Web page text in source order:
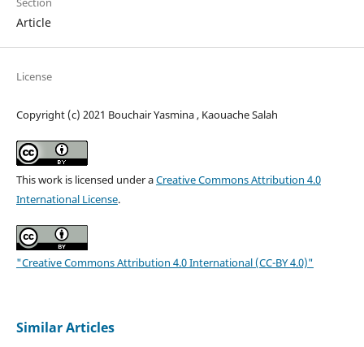
Article
License
Copyright (c) 2021 Bouchair Yasmina , Kaouache Salah
This work is licensed under aCreative Commons Attribution 4.0
International License.
"Creative Commons Attribution 4.0 International (CC-BY 4.0)"
Similar Articles